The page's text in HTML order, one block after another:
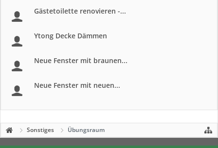
Gästetoilette renovieren -...
Ytong Decke Dämmen
Neue Fenster mit braunen...
Neue Fenster mit neuen...
Sonstiges Übungsraum